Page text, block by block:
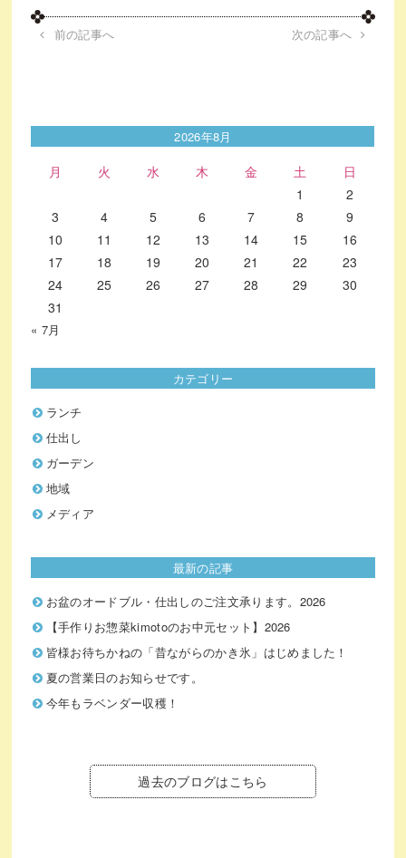
前の記事へ 次の記事へ
2026年8月
月 火 水 木 金 土
日
1
2
3
4 5 6 7 8
9
10
11 12 13 14 15
16
17
18 19 20 21 22
23
24
25 26 27 28 29
30
31
« 7月
カテゴリー
ランチ
仕出し
ガーデン
地域
メディア
最新の記事
お盆のオードブル・仕出しのご注文承ります。2026
【手作りお惣菜kimotoのお中元セット】2026
皆様お待ちかねの「昔ながらのかき氷」はじめました！
夏の営業日のお知らせです。
今年もラベンダー収穫！
過去のブログはこちら